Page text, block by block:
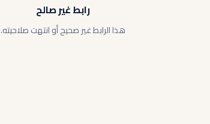
رابط غير صالح
هذا الرابط غير صحيح أو انتهت صلاحيته.